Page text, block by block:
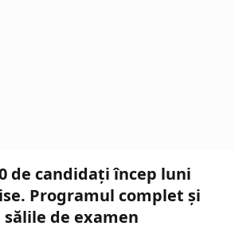
de candidați încep luni
Programul complet și
de examen